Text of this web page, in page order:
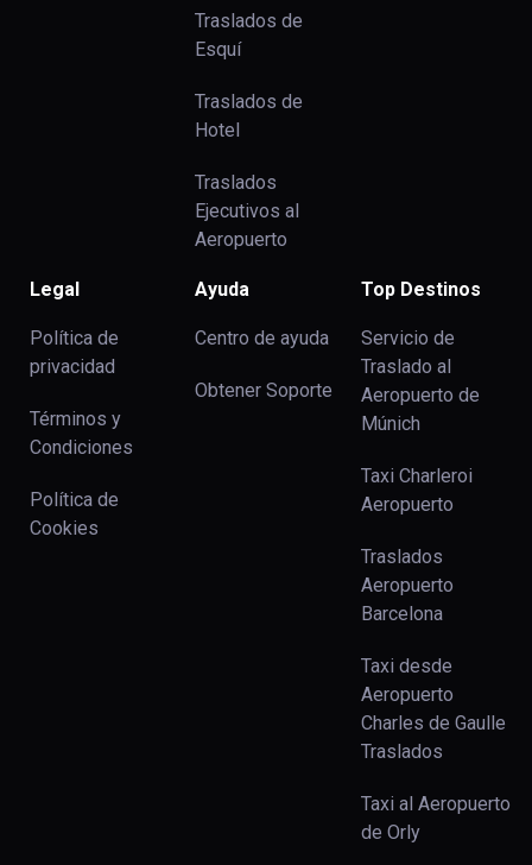
Traslados de
Esquí
Traslados de
Hotel
Traslados
Ejecutivos al
Aeropuerto
Legal
Política de
privacidad
Términos y
Condiciones
Política de
Cookies
Ayuda
Centro de ayuda
Obtener Soporte
Top Destinos
Servicio de
Traslado al
Aeropuerto de
Múnich
Taxi Charleroi
Aeropuerto
Traslados
Aeropuerto
Barcelona
Taxi desde
Aeropuerto
Charles de Gaulle
Traslados
Taxi al Aeropuerto
de Orly